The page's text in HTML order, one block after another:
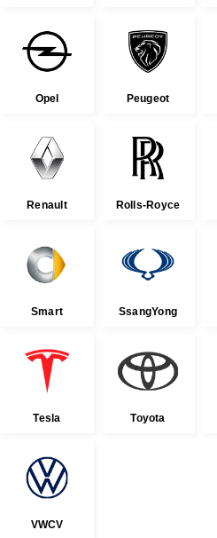
Opel Peugeot
Renault Rolls-Royce
Smart SsangYong
Tesla Toyota
VWCV